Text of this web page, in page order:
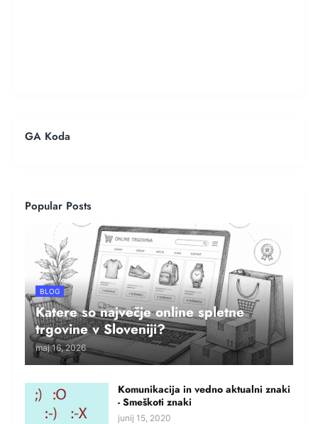
GA Koda
Popular Posts
BLOG
Katere so največje online spletne
trgovine v Sloveniji?
maj 16, 2026
Komunikacija in vedno aktualni znaki
- Smeškoti znaki
junij 15, 2020